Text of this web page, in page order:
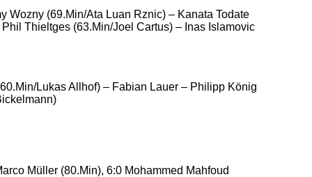
Wozny (69.Min/Ata Luan Rznic) – Kanata Todate
Thieltges (63.Min/Joel Cartus) – Inas Islamovic
Lukas Allhof) – Fabian Lauer – Philipp König
Müller (80.Min), 6:0 Mohammed Mahfoud